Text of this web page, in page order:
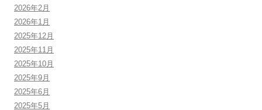
2026年2月
2026年1月
2025年12月
2025年11月
2025年10月
2025年9月
2025年6月
2025年5月